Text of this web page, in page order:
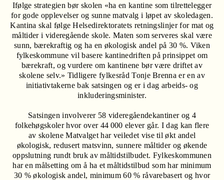
Ifølge strategien bør skolen «ha en kantine som tilrettelegger
for gode opplevelser og sunne matvalg i løpet av skoledagen.
Kantina skal følge Helsedirektoratets retningslinjer for mat og
måltider i videregående skole. Maten som serveres skal være
sunn, bærekraftig og ha en økologisk andel på 30 %. Viken
fylkeskommune vil basere kantinedriften på prinsippet om
bærekraft, og vurdere om kantinene bør være driftet av
skolene selv.» Tidligere fylkesråd Tonje Brenna er en av
initiativtakerne bak satsingen og er i dag arbeids- og
inkluderingsminister.
Satsingen involverer 58 videregåendekantiner og 4
folkehøgskoler hvor over 44 000 elever går. I dag kan flere
av skolene Matvalget har veiledet vise til økt andel
økologisk, redusert matsvinn, sunnere måltider og økende
oppslutning rundt bruk av måltidstilbudet. Fylkeskommunen
har en målsetting om å ha et måltidstilbud som har minimum
30 % økologisk andel, minimum 60 % råvarebasert og hvor